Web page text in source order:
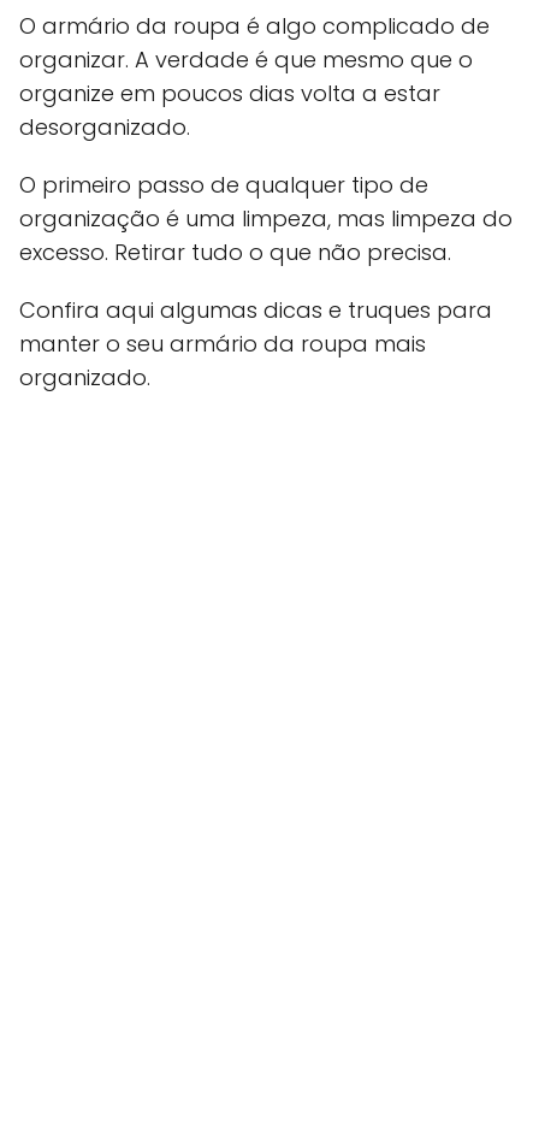
O armário da roupa é algo complicado de
organizar. A verdade é que mesmo que o
organize em poucos dias volta a estar
desorganizado.
O primeiro passo de qualquer tipo de
organização é uma limpeza, mas limpeza do
excesso. Retirar tudo o que não precisa.
Confira aqui algumas dicas e truques para
manter o seu armário da roupa mais
organizado.